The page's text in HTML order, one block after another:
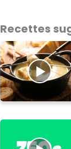
Recettes